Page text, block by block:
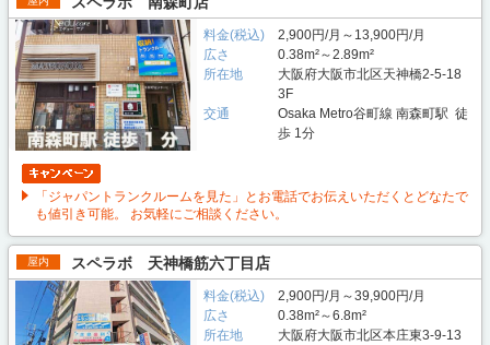
料金(税込)
2,900円/月～13,900円/月
広さ
0.38m²～2.89m²
所在地
大阪府大阪市北区天神橋2-5-18
3F
交通
Osaka Metro谷町線 南森町駅 徒
歩 1分
「ジャパントランクルームを見た」とお電話でお伝えいただくとどなたで
も値引き可能。 お気軽にご相談ください。
屋内 スペラボ 天神橋筋六丁目店
料金(税込)
2,900円/月～39,900円/月
広さ
0.38m²～6.8m²
所在地
大阪府大阪市北区本庄東3-9-13